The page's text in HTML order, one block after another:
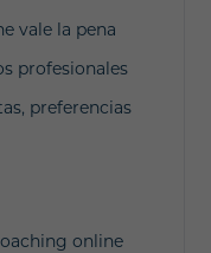
vale la pena
profesionales
preferencias
online